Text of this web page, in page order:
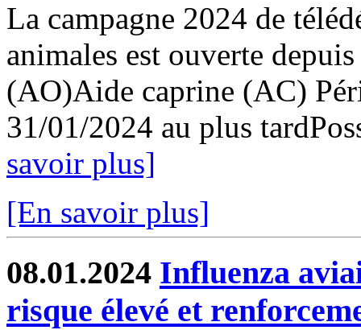
La campagne 2024 de
animales est ouverte
(AO)Aide caprine (AC)
31/01/2024 au plus
savoir plus]
[En savoir plus]
08.01.2024 Influenza
risque élevé et